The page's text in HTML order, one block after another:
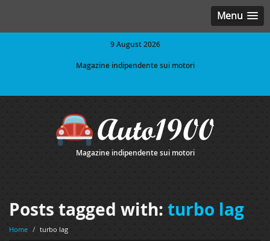
Menu
9 August 2026
Magazine indipendente sui motori
Magazine indipendente sui motori
Posts tagged with: turbo lag
Home / turbo lag